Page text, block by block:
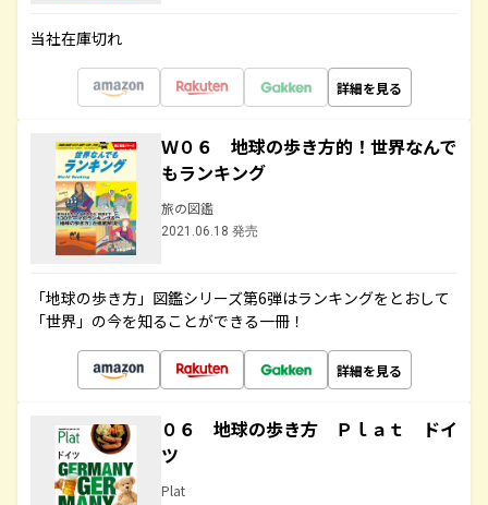
当社在庫切れ
詳細を見る
Ｗ０６ 地球の歩き方的！世界なんで
もランキング
旅の図鑑
2021.06.18 発売
「地球の歩き方」図鑑シリーズ第6弾はランキングをとおして
「世界」の今を知ることができる一冊！
詳細を見る
０６ 地球の歩き方 Ｐｌａｔ ドイ
ツ
Plat